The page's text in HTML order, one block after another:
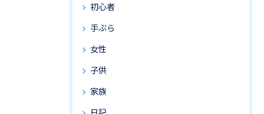
初心者
手ぶら
女性
子供
家族